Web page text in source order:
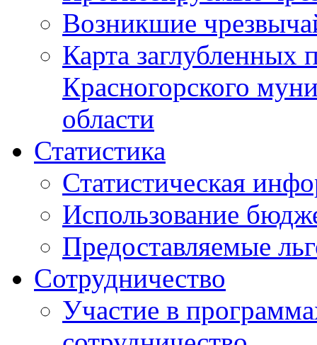
Возникшие
Карта
Красногорского
области
Статистика
Статистическая
Использование
Предоставляемые
Сотрудничество
Участие в